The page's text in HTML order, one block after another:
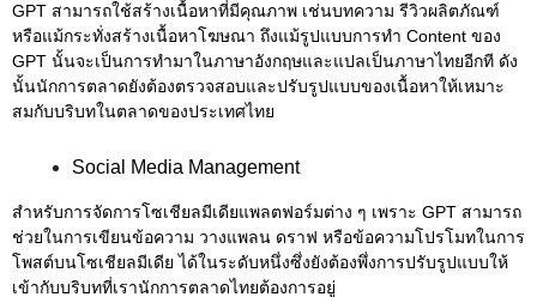
GPT สามารถใช้สร้างเนื้อหาที่มีคุณภาพ เช่นบทความ รีวิวผลิตภัณฑ์
หรือแม้กระทั่งสร้างเนื้อหาโฆษณา ถึงแม้รูปแบบการทำ Content ของ
GPT นั้นจะเป็นการทำมาในภาษาอังกฤษและแปลเป็นภาษาไทยอีกที ดัง
นั้นนักการตลาดยังต้องตรวจสอบและปรับรูปแบบของเนื้อหาให้เหมาะ
สมกับบริบทในตลาดของประเทศไทย
Social Media Management
สำหรับการจัดการโซเชียลมีเดียแพลตฟอร์มต่าง ๆ เพราะ GPT สามารถ
ช่วยในการเขียนข้อความ วางแพลน ดราฟ หรือข้อความโปรโมทในการ
โพสต์บนโซเชียลมีเดีย ได้ในระดับหนึ่งซึ่งยังต้องพึ่งการปรับรูปแบบให้
เข้ากับบริบทที่เรานักการตลาดไทยต้องการอยู่